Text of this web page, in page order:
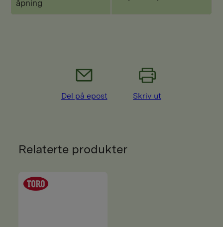
åpning
Del på epost Skriv ut
Relaterte produkter